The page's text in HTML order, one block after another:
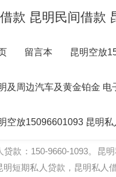
款 昆明民间借款
留言本 昆明空放
及周边汽车及黄金铂金
空放15096601093 昆明
借款 昆明无抵押借
18)
贷款：150-9660-1093。昆
明短期私人贷款，昆明私人